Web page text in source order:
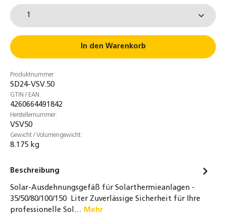
Produkt Anzahl: Gib den gewünschten Wert ein
In den Warenkorb
Produktnummer:
SD24-VSV.50
GTIN / EAN:
4260664491842
Herstellernummer:
VSV50
Gewicht / Volumengewicht:
8.175 kg
Beschreibung
Solar-Ausdehnungsgefäß für Solarthermieanlagen -
35/50/80/100/150 Liter Zuverlässige Sicherheit für Ihre
professionelle Sol… Mehr